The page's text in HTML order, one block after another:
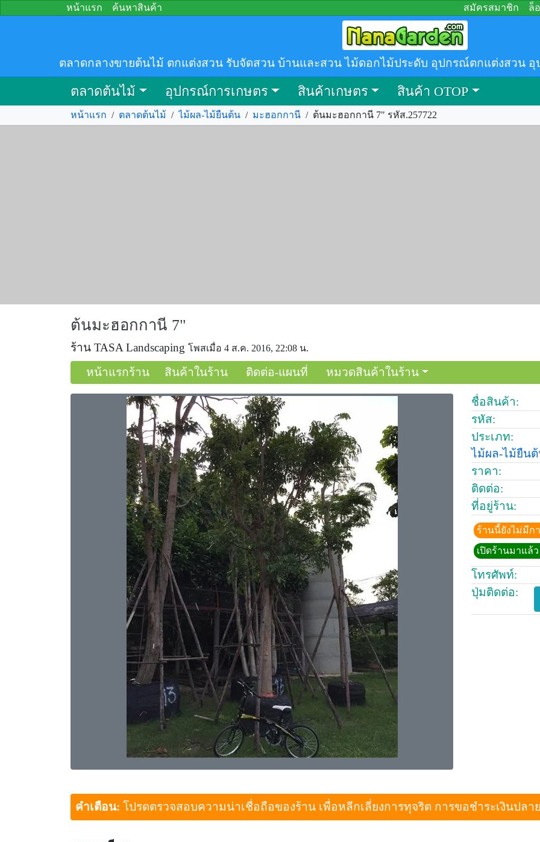
หน้าแรก ค้นหาสินค้า สมัครสมาชิก ล็
ตลาดกลางขายต้นไม้ ตกแต่งสวน รับจัดสวน บ้านและสวน ไม้ดอกไม้ประดับ อุปกรณ์ตกแต่งสวน อุ
ตลาดต้นไม้ อุปกรณ์การเกษตร สินค้าเกษตร สินค้า OTOP
หน้าแรก / ตลาดต้นไม้ / ไม้ผล-ไม้ยืนต้น / มะฮอกกานี / ต้นมะฮอกกานี 7" รหัส.257722
ต้นมะฮอกกานี 7"
ร้าน TASA Landscaping โพสเมื่อ 4 ส.ค. 2016, 22:08 น.
หน้าแรกร้าน สินค้าในร้าน ติดต่อ-แผนที่ หมวดสินค้าในร้าน
ชื่อสินค้า:
รหัส:
ประเภท:
ไม้ผล-ไม้ยืน
ราคา:
ติดต่อ:
ที่อยู่ร้าน:
ร้านนี้ยังไม่มีก
เปิดร้านมาแล้ว
โทรศัพท์:
ปุ่มติดต่อ:
คำเตือน: โปรดตรวจสอบความน่าเชื่อถือของร้าน เพื่อหลีกเลี่ยงการทุจริต การขอชำระเงินปล